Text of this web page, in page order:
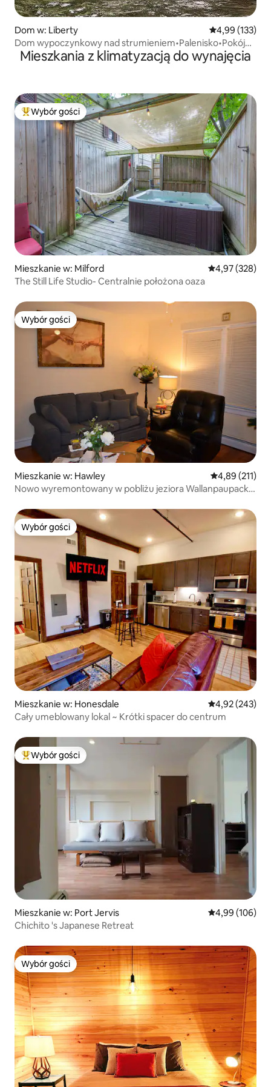
Dom w: Liberty Średnia
4,99 (133)
Dom wypoczynkowy nad strumieniem•Palenisko•Pokój
gier•Przyjazne dla psów
Mieszkania z klimatyzacją do wynajęcia
Najpopularniejsze z kategorii Wybór gości
Wybór gości
Mieszkanie w: Milford Średnia
4,97 (328)
The Still Life Studio- Centralnie położona oaza
Wybór gości
Wybór gości
Mieszkanie w: Hawley Średnia
4,89 (211)
Nowo wyremontowany w pobliżu jeziora Wallanpaupack –
Wybór gości
Wybór gości
Mieszkanie w: Honesdale Średnia
4,92 (243)
Cały umeblowany lokal ~ Krótki spacer do centrum
Najpopularniejsze z kategorii Wybór gości
Wybór gości
Mieszkanie w: Port Jervis Średnia
4,99 (106)
Chichito 's Japanese Retreat
Wybór gości
Wybór gości